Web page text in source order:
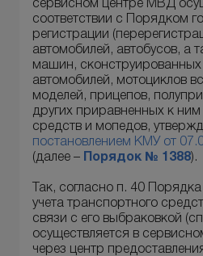
сервисном центре МВД
соответствии с Порядком
регистрации
автомобилей, автобусов, а
машин,
автомобилей, мотоциклов
моделей, прицепов,
других приравненных к
средств и мопедов,
постановлением КМУ от
(далее –
Порядок № 1388).
Так, согласно п. 40
учета транспортного
связи с его выбраковкой
осуществляется в
через центр